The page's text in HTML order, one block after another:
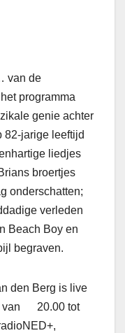
van de
programma
genie achter
82-jarige leeftijd
liedjes
broertjes
onderschatten;
verleden
Beach Boy en
begraven.
den Berg is live
van 20.00 tot